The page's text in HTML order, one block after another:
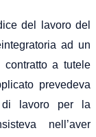
del lavoro del
ad un
a tutele
prevedeva
di lavoro per la
nell’aver